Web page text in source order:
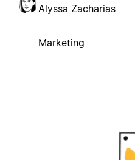
Alyssa Zacharias
Marketing